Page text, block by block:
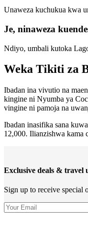
Unaweza kuchukua kwa
Je, ninaweza
Ndiyo, umbali kutoka
Weka Tikiti za
Ibadan ina vivutio na
kingine ni Nyumba ya
vingine ni pamoja na
Ibadan inasifika sana
12,000. Ilianzishwa kama
Exclusive deals & travel
Sign up to receive special